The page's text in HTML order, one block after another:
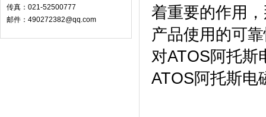
传真：021-52500777
邮件：490272382@qq.com
着重要的作用
产品使用的可
对ATOS阿托斯
ATOS阿托斯电